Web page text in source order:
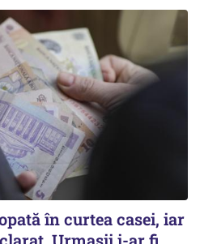
în curtea casei, iar
Urmașii i-ar fi